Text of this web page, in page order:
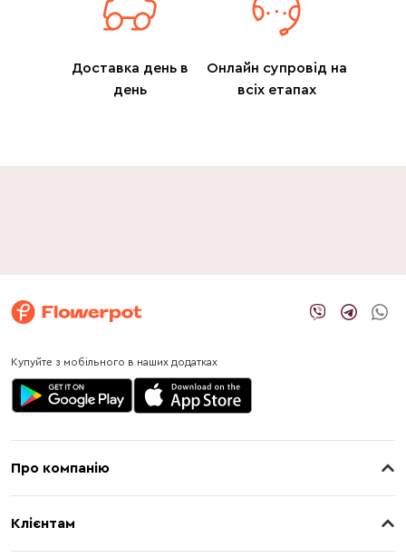
Доставка день в
день
Онлайн супровід на
всіх етапах
Купуйте з мобільного в наших додатках
Про компанію
Клієнтам